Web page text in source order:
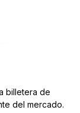
billetera de
del mercado.